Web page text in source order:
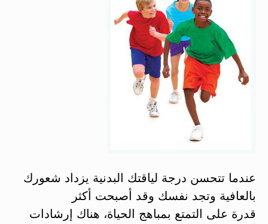
عندما تتحسن درجة لياقتك البدنية يزداد شعورك
بالعافية وتجد نفسك وقد أصبحت أكثر
قدرة على التمتع بمباهج الحياة، هناك إرشادات